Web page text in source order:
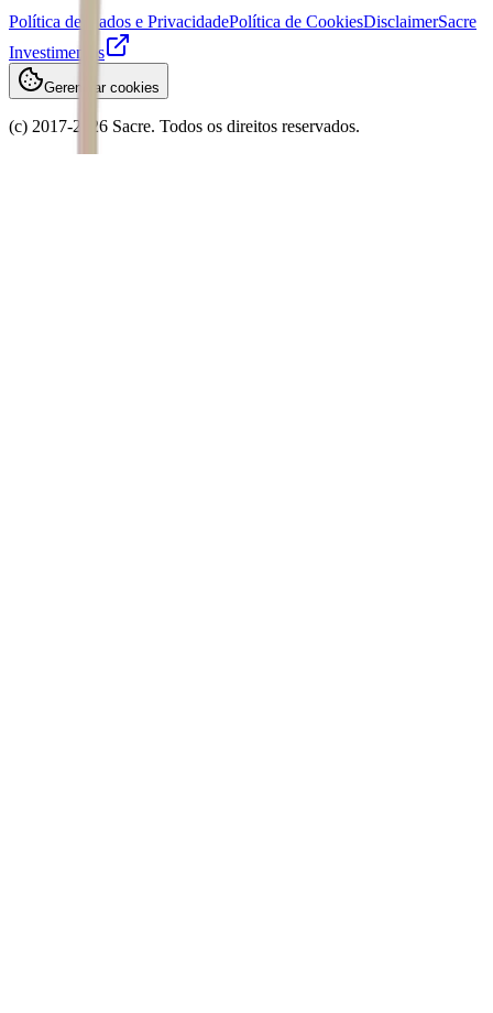
Política de Dados e PrivacidadePolítica de CookiesDisclaimerSacre
Investimentos
Gerenciar cookies
(c) 2017-2026 Sacre. Todos os direitos reservados.